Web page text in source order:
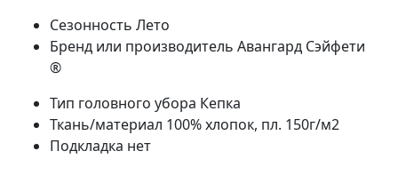
Сезонность Лето
Бренд или производитель Авангард Сэйфети
®
Тип головного убора Кепка
Ткань/материал 100% хлопок, пл. 150г/м2
Подкладка нет